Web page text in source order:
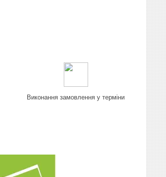
Виконання замовлення у терміни